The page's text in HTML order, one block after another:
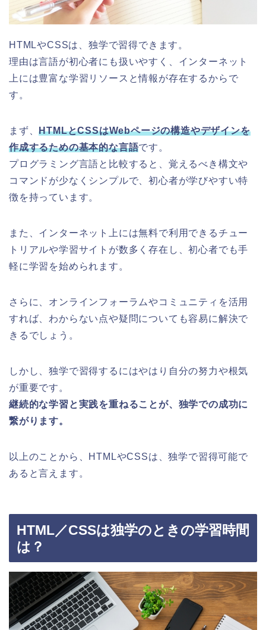
HTMLやCSSは、独学で習得できます。
理由は言語が初心者にも扱いやすく、インターネット
上には豊富な学習リソースと情報が存在するからで
す。
まず、HTMLとCSSはWebページの構造やデザインを
作成するための基本的な言語です。
プログラミング言語と比較すると、覚えるべき構文や
コマンドが少なくシンプルで、初心者が学びやすい特
徴を持っています。
また、インターネット上には無料で利用できるチュー
トリアルや学習サイトが数多く存在し、初心者でも手
軽に学習を始められます。
さらに、オンラインフォーラムやコミュニティを活用
すれば、わからない点や疑問についても容易に解決で
きるでしょう。
しかし、独学で習得するにはやはり自分の努力や根気
が重要です。
継続的な学習と実践を重ねることが、独学での成功に
繋がります。
以上のことから、HTMLやCSSは、独学で習得可能で
あると言えます。
HTML／CSSは独学のときの学習時間
は？